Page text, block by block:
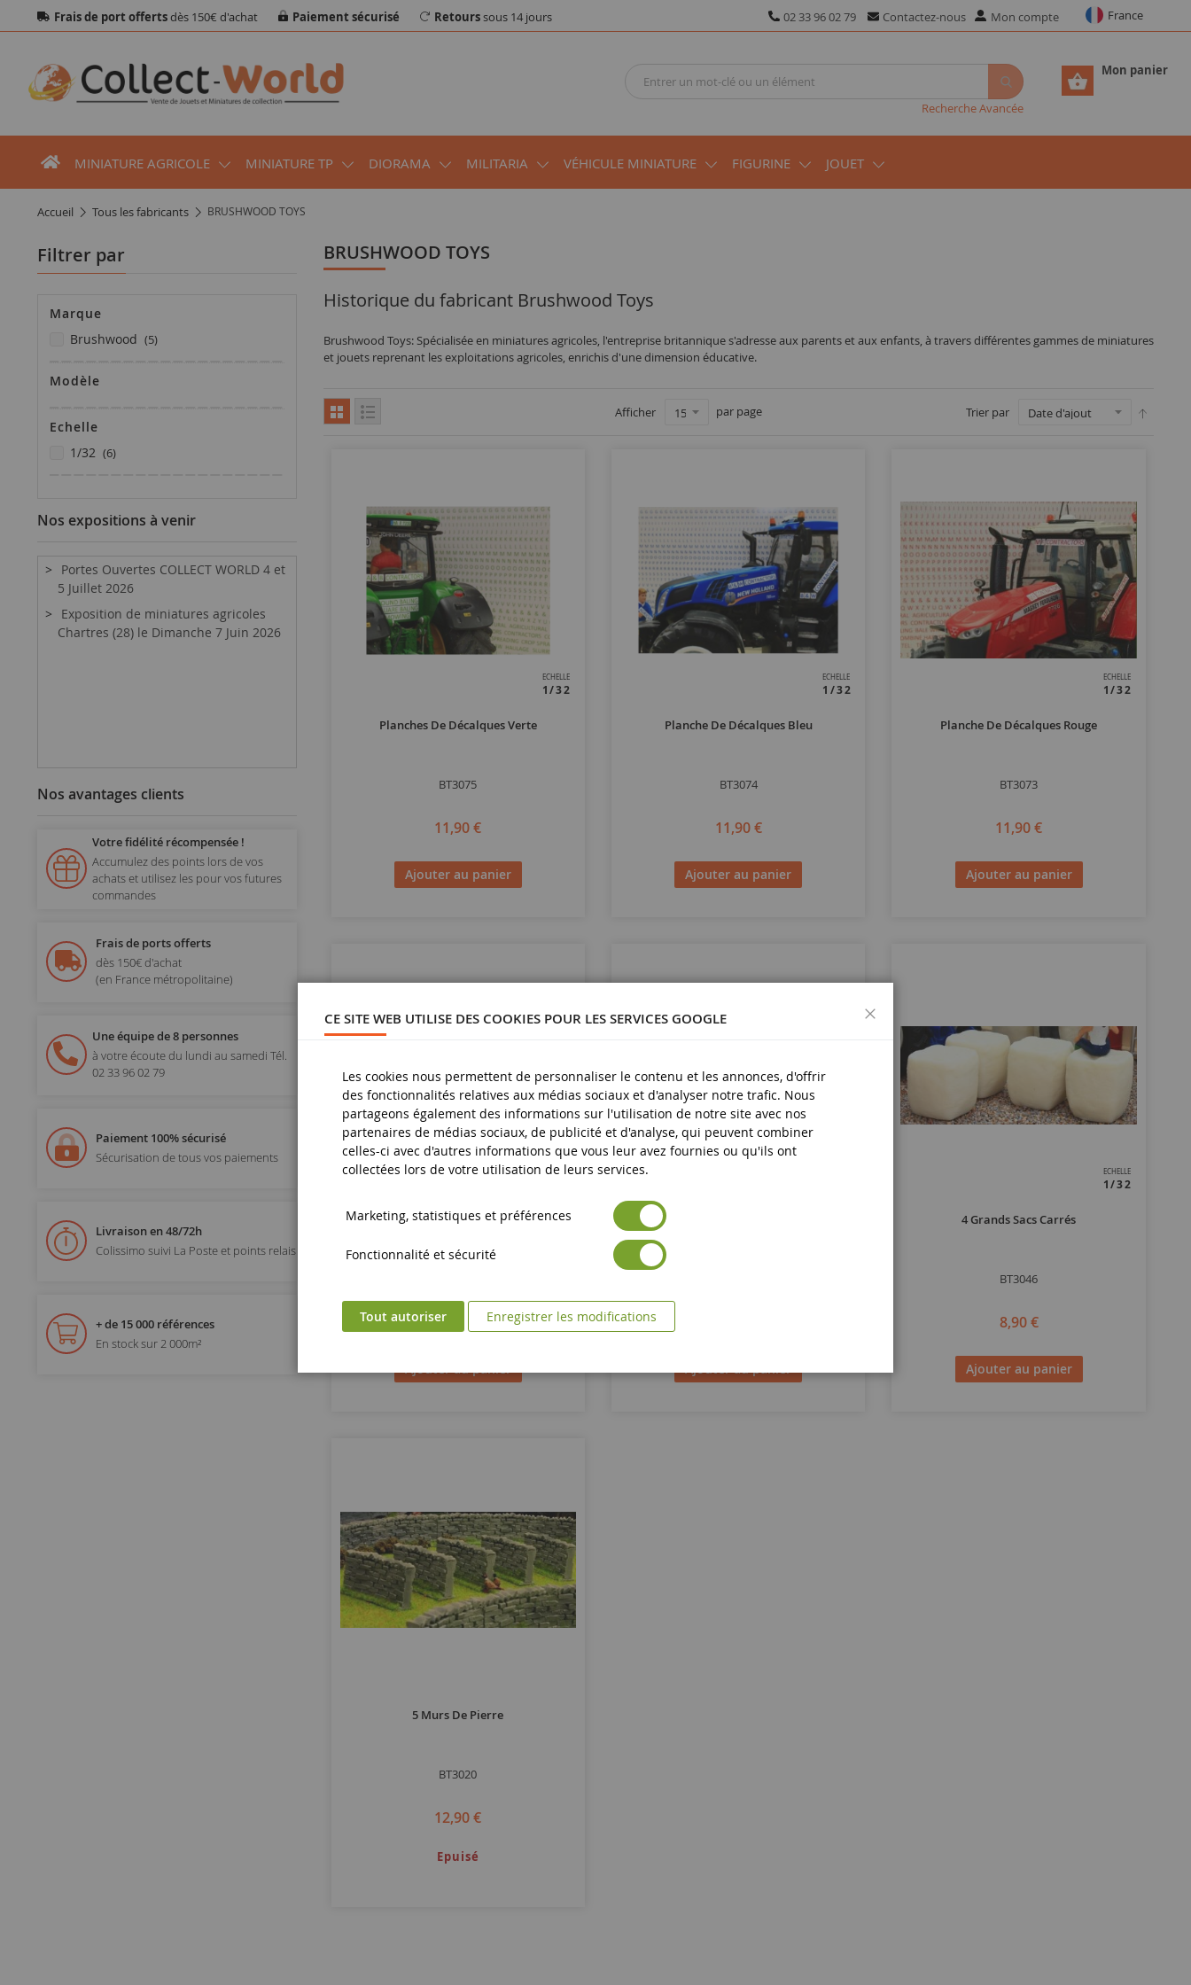
Frais de port offertsdès 150€ d'achat Paiement sécurisé Retourssous 14 jours 02 33 96 02 79 Contactez-nous Mon compte France
Mon panier
Recherche Avancée
MINIATURE AGRICOLE MINIATURE TP DIORAMA MILITARIA VÉHICULE MINIATURE FIGURINE JOUET
accueil tous les fabricants BRUSHWOOD TOYS
BRUSHWOOD TOYS
Historique du fabricant Brushwood Toys
Brushwood Toys: Spécialisée en miniatures agricoles, l'entreprise britannique s'adresse aux parents et aux enfants, à travers différentes gammes de miniatures
et jouets reprenant les exploitations agricoles, enrichis d'une dimension éducative.
Trier par
Afficher par page
ECHELLE
1/32
Planches De Décalques Verte
BT3075
11,90 €
Ajouter au panier
ECHELLE
1/32
Planche De Décalques Bleu
BT3074
11,90 €
Ajouter au panier
ECHELLE
1/32
Planche De Décalques Rouge
BT3073
11,90 €
Ajouter au panier
ECHELLE
Pont De Pierre
52,90 €
Ajouter au panier Ajouter au panier
ECHELLE
1/32
4 Grands Sacs Carrés
BT3046
8,90 €
Ajouter au panier
5 Murs De Pierre
BT3020
12,90 €
Epuisé
Filtrer par
Marque
brushwood
5articles
Modèle
Echelle
1/32
6articles
Nos expositions à venir
Portes Ouvertes COLLECT WORLD 4 et
5 Juillet 2026
Exposition de miniatures agricoles
Chartres (28) le Dimanche 7 Juin 2026
Nos avantages clients
Votre fidélité récompensée !
Accumulez des points lors de vos
achats et utilisez les pour vos futures
commandes
Frais de ports offerts
dès 150€ d'achat
(en France métropolitaine)
Une équipe de 8 personnes
à votre écoute du lundi au samedi Tél.
02 33 96 02 79
Paiement 100% sécurisé
Sécurisation de tous vos paiements
Livraison en 48/72h
Colissimo suivi La Poste et points relais
+ de 15 000 références
En stock sur 2 000m²
CE SITE WEB UTILISE DES COOKIES POUR LES SERVICES GOOGLE
Les cookies nous permettent de personnaliser le contenu et les annonces, d'offrir
des fonctionnalités relatives aux médias sociaux et d'analyser notre trafic. Nous
partageons également des informations sur l'utilisation de notre site avec nos
partenaires de médias sociaux, de publicité et d'analyse, qui peuvent combiner
celles-ci avec d'autres informations que vous leur avez fournies ou qu'ils ont
collectées lors de votre utilisation de leurs services.
Marketing, statistiques et préférences
Fonctionnalité et sécurité
Tout autoriser Enregistrer les modifications